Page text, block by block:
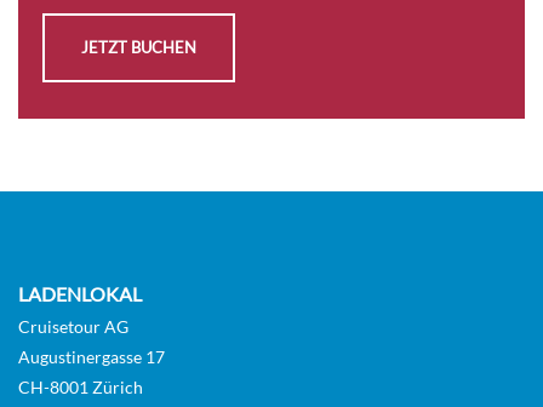
JETZT BUCHEN
LADENLOKAL
Cruisetour AG
Augustinergasse 17
CH-8001 Zürich